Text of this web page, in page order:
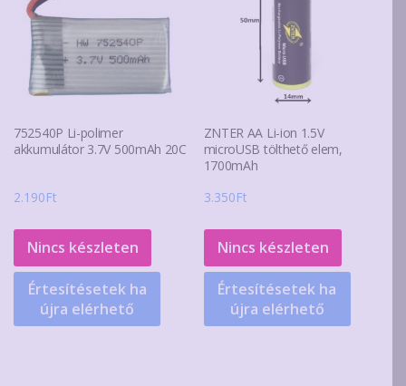
752540P Li-polimer
akkumulátor 3.7V 500mAh 20C
2.190Ft
Nincs készleten
Értesítésetek ha
újra elérhető
ZNTER AA Li-ion 1.5V
microUSB tölthető elem,
1700mAh
3.350Ft
Nincs készleten
Értesítésetek ha
újra elérhető